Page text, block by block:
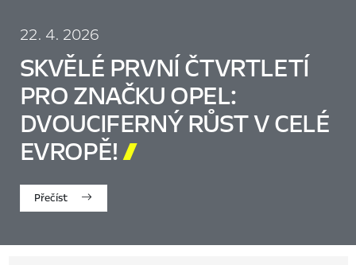
22. 4. 2026
SKVĚLÉ PRVNÍ ČTVRTLETÍ
PRO ZNAČKU OPEL:
DVOUCIFERNÝ RŮST V CELÉ
EVROPĚ!
Přečíst